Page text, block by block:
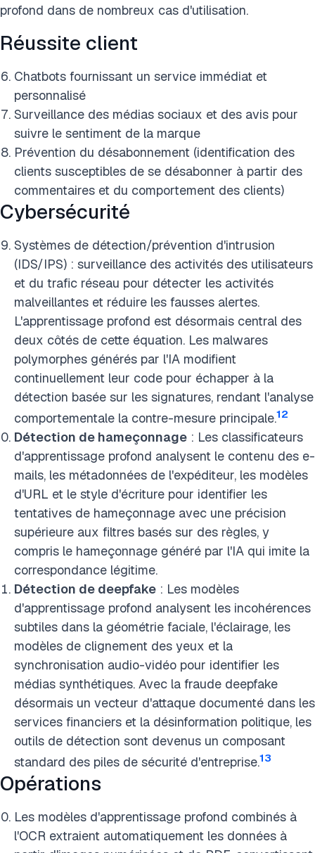
profond dans de nombreux cas d'utilisation.
Réussite client
Chatbots fournissant un service immédiat et
personnalisé
Surveillance des médias sociaux et des avis pour
suivre le sentiment de la marque
Prévention du désabonnement (identification des
clients susceptibles de se désabonner à partir des
commentaires et du comportement des clients)
Cybersécurité
Systèmes de détection/prévention d'intrusion
(IDS/IPS) : surveillance des activités des utilisateurs
et du trafic réseau pour détecter les activités
malveillantes et réduire les fausses alertes.
L'apprentissage profond est désormais central des
deux côtés de cette équation. Les malwares
polymorphes générés par l'IA modifient
continuellement leur code pour échapper à la
détection basée sur les signatures, rendant l'analyse
comportementale la contre-mesure principale.12
Détection de hameçonnage : Les classificateurs
d'apprentissage profond analysent le contenu des e-
mails, les métadonnées de l'expéditeur, les modèles
d'URL et le style d'écriture pour identifier les
tentatives de hameçonnage avec une précision
supérieure aux filtres basés sur des règles, y
compris le hameçonnage généré par l'IA qui imite la
correspondance légitime.
Détection de deepfake : Les modèles
d'apprentissage profond analysent les incohérences
subtiles dans la géométrie faciale, l'éclairage, les
modèles de clignement des yeux et la
synchronisation audio-vidéo pour identifier les
médias synthétiques. Avec la fraude deepfake
désormais un vecteur d'attaque documenté dans les
services financiers et la désinformation politique, les
outils de détection sont devenus un composant
standard des piles de sécurité d'entreprise.13
Opérations
Les modèles d'apprentissage profond combinés à
l'OCR extraient automatiquement les données à